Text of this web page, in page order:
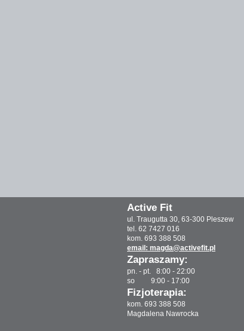
Active Fit
ul. Traugutta 30, 63-300 Pleszew
tel. 62 7427 016
kom. 693 388 508
email: magda@activefit.pl
Zapraszamy:
pn. - pt. 8:00 - 22:00
so 9:00 - 17:00
Fizjoterapia:
kom. 693 388 508
Magdalena Nawrocka